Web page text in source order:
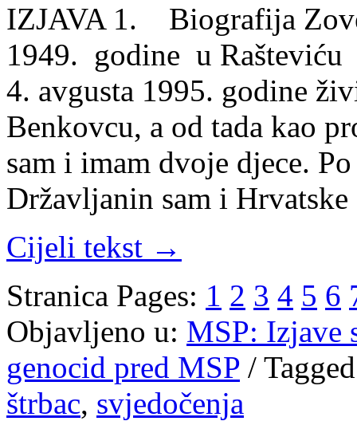
IZJAVA 1. Biografija
1949. godine u
4. avgusta 1995. godine
Benkovcu, a od tada kao
sam i imam dvoje djece.
Državljanin sam i
Cijeli tekst →
Stranica Pages: 1 2 3 4 5 6
Objavljeno u: MSP: Izjave
genocid pred MSP /
štrbac, svjedočenja